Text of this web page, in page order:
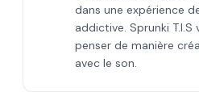
dans une expérience
addictive. Sprunki
penser de manière
avec le son.